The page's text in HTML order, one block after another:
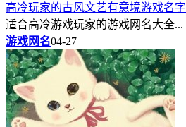
高冷玩家的古风文艺有意境游戏名字
适合高冷游戏玩家的游戏网名大全...
游戏网名04-27